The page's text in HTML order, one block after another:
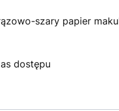
szary papier
dostępu